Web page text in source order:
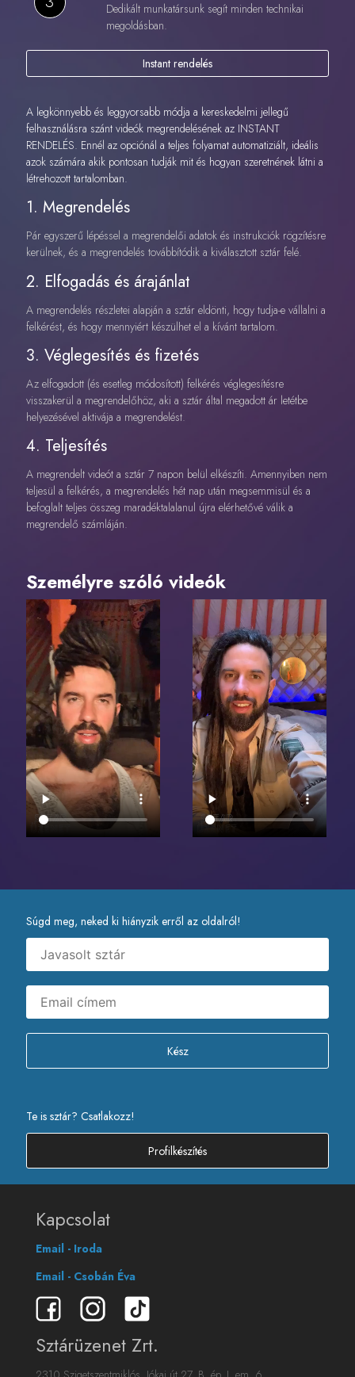
Dedikált munkatársunk segít minden technikai
megoldásban.
Instant rendelés
A legkönnyebb és leggyorsabb módja a kereskedelmi jellegű
felhasználásra szánt videók megrendelésének az INSTANT
RENDELÉS. Ennél az opciónál a teljes folyamat automatiziált, ideális
azok számára akik pontosan tudják mit és hogyan szeretnének látni a
létrehozott tartalomban.
1. Megrendelés
Pár egyszerű lépéssel a megrendelői adatok és instrukciók rögzítésre
kerülnek, és a megrendelés továbbítódik a kiválasztott sztár felé.
2. Elfogadás és árajánlat
A megrendelés részletei alapján a sztár eldönti, hogy tudja-e vállalni a
felkérést, és hogy mennyiért készülhet el a kívánt tartalom.
3. Véglegesítés és fizetés
Az elfogadott (és esetleg módosított) felkérés véglegesítésre
visszakerül a megrendelőhöz, aki a sztár által megadott ár letétbe
helyezésével aktivája a megrendelést.
4. Teljesítés
A megrendelt videót a sztár 7 napon belül elkészíti. Amennyiben nem
teljesül a felkérés, a megrendelés hét nap után megsemmisül és a
befoglalt teljes összeg maradéktalalanul újra elérhetővé válik a
megrendelő számláján.
Személyre szóló videók
Súgd meg, neked ki hiányzik erről az oldalról!
Kész
Te is sztár? Csatlakozz!
Profilkészítés
Kapcsolat
Email - Iroda
Email - Csobán Éva
Sztárüzenet Zrt.